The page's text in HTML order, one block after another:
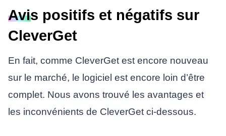
Avis positifs et négatifs sur
CleverGet
En fait, comme CleverGet est encore nouveau
sur le marché, le logiciel est encore loin d’être
complet. Nous avons trouvé les avantages et
les inconvénients de CleverGet ci-dessous.